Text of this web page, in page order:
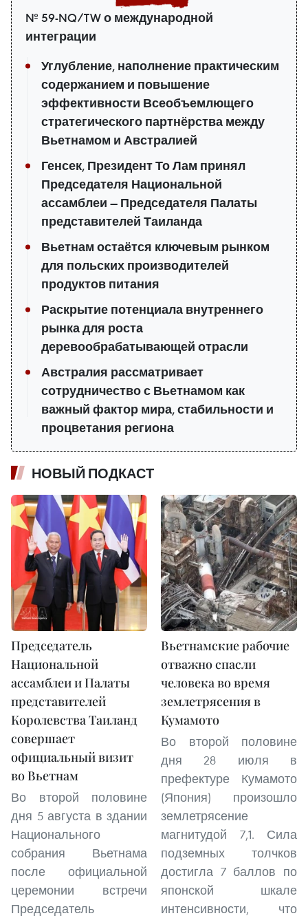
№ 59-NQ/TW о международной
интеграции
Углубление, наполнение практическим
содержанием и повышение
эффективности Всеобъемлющего
стратегического партнёрства между
Вьетнамом и Австралией
Генсек, Президент То Лам принял
Председателя Национальной
ассамблеи — Председателя Палаты
представителей Таиланда
Вьетнам остаётся ключевым рынком
для польских производителей
продуктов питания
Раскрытие потенциала внутреннего
рынка для роста
деревообрабатывающей отрасли
Австралия рассматривает
сотрудничество с Вьетнамом как
важный фактор мира, стабильности и
процветания региона
НОВЫЙ ПОДКАСТ
Председатель
Национальной
ассамблеи и Палаты
представителей
Королевства Таиланд
совершает
официальный визит
во Вьетнам
Во второй половине
дня 5 августа в здании
Национального
собрания Вьетнама
после официальной
церемонии встречи
Председатель
Вьетнамские рабочие
отважно спасли
человека во время
землетрясения в
Кумамото
Во второй половине
дня 28 июля в
префектуре Кумамото
(Япония) произошло
землетрясение
магнитудой 7,1. Сила
подземных толчков
достигла 7 баллов по
японской шкале
интенсивности, что